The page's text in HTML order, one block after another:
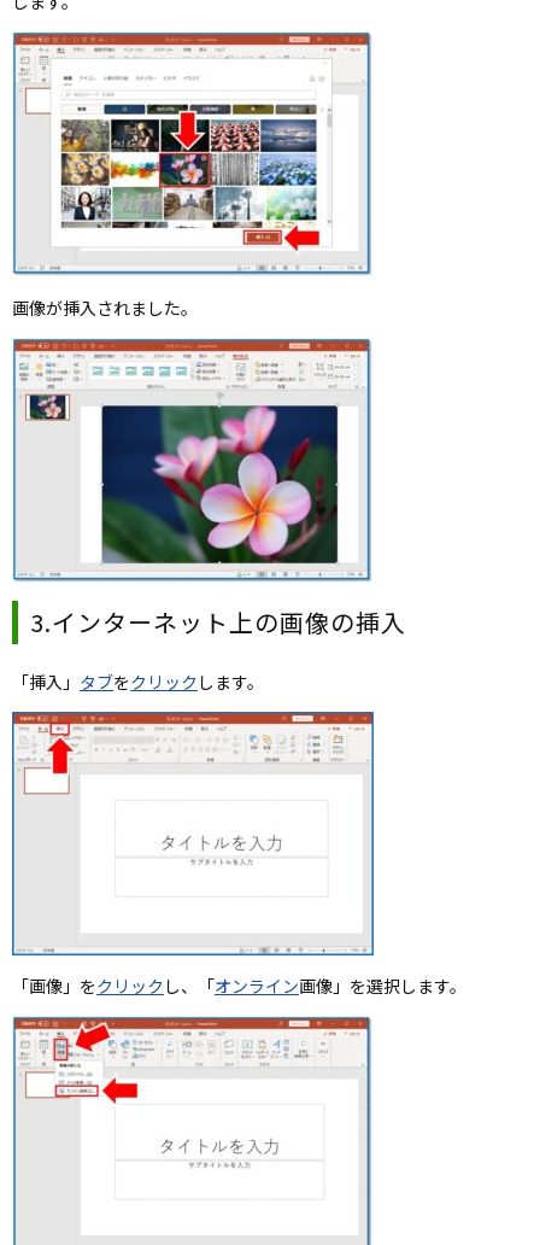
画像が挿入されました。
3.インターネット上の画像の挿入
「挿入」 タブをクリック します。
「画像」をクリック し、「オンライン画像」を選択します。